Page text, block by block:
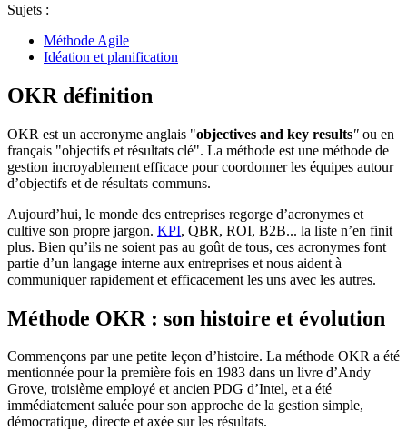
Sujets :
Méthode Agile
Idéation et planification
OKR définition
OKR est un accronyme anglais "objectives and key results" ou en
français "objectifs et résultats clé". La méthode est une méthode de
gestion incroyablement efficace pour coordonner les équipes autour
d’objectifs et de résultats communs.
Aujourd’hui, le monde des entreprises regorge d’acronymes et
cultive son propre jargon. KPI, QBR, ROI, B2B... la liste n’en finit
plus. Bien qu’ils ne soient pas au goût de tous, ces acronymes font
partie d’un langage interne aux entreprises et nous aident à
communiquer rapidement et efficacement les uns avec les autres.
Méthode OKR : son histoire et évolution
Commençons par une petite leçon d’histoire. La méthode OKR a été
mentionnée pour la première fois en 1983 dans un livre d’Andy
Grove, troisième employé et ancien PDG d’Intel, et a été
immédiatement saluée pour son approche de la gestion simple,
démocratique, directe et axée sur les résultats.